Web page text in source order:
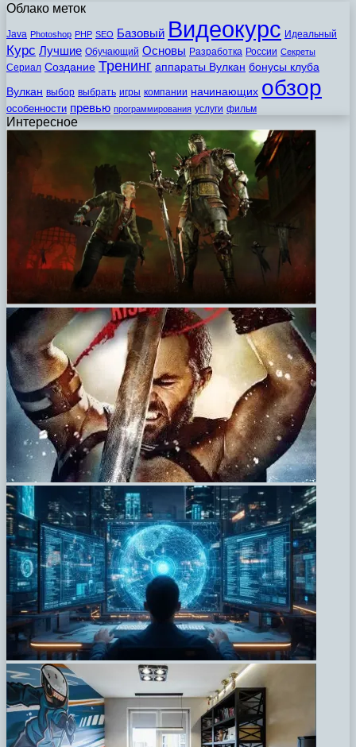
Облако меток
Java Photoshop PHP SEO Базовый Видеокурс Идеальный
Курс Лучшие Обучающий Основы Разработка России Секреты
Сериал Создание Тренинг аппараты Вулкан бонусы клуба
Вулкан выбор выбрать игры компании начинающих обзор
особенности превью программирования услуги фильм
Интересное